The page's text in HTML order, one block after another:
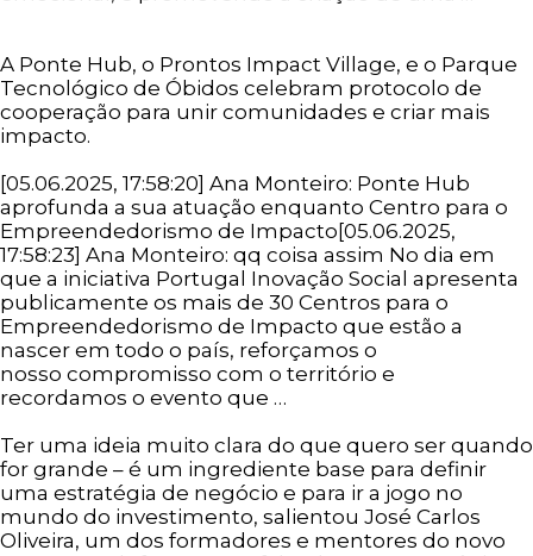
A Ponte Hub, o Prontos Impact Village, e o Parque
Tecnológico de Óbidos celebram protocolo de
cooperação para unir comunidades e criar mais
impacto.
[05.06.2025, 17:58:20] Ana Monteiro: Ponte Hub
aprofunda a sua atuação enquanto Centro para o
Empreendedorismo de Impacto[05.06.2025,
17:58:23] Ana Monteiro: qq coisa assim No dia em
que a iniciativa Portugal Inovação Social apresenta
publicamente os mais de 30 Centros para o
Empreendedorismo de Impacto que estão a
nascer em todo o país, reforçamos o
nosso compromisso com o território e
recordamos o evento que …
Ter uma ideia muito clara do que quero ser quando
for grande – é um ingrediente base para definir
uma estratégia de negócio e para ir a jogo no
mundo do investimento, salientou José Carlos
Oliveira, um dos formadores e mentores do novo